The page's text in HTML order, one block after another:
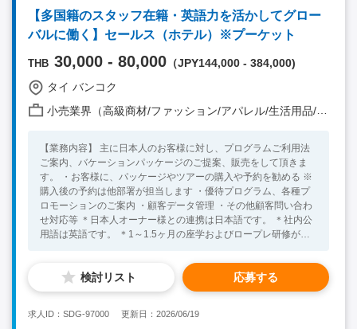
マインド、そして積極的な方 ・円滑・良好なコミュニケーショ
ンが取れる方 【必須条件】 ・小売業界における5年以上の施工
管理経験（工場の施工管理経験のみはNG） ・英語日常会話レベ
してご活躍いただける方 ・タイで運転が可能な方 【歓迎条件】
・タイ語ビジネスレベル
【多国籍のスタッフ在籍・英語力を活かしてグロー
バルに働く】セールス（ホテル）※プーケット
THB 30,000 - 80,000 （JPY144,000 - 384,000)
タイ バンコク
小売業界（高級商材/ファッション/アパレル/生活用品/家電 他）
【業務内容】 主に日本人のお客様に対し、プログラムご利用法
ご案内、バケーションパッケージのご提案、販売をして頂きま
す。 ・お客様に、パッケージやツアーの購入や予約を勧める ※
購入後の予約は他部署が担当します ・優待プログラム、各種プ
ロモーションのご案内 ・顧客データ管理 ・その他顧客問い合わ
せ対応等 ＊日本人オーナー様との連携は日本語です。 ＊社内公
用語は英語です。 ＊1～1.5ヶ月の座学およびロープレ研修がご
クオフィスでの勤務をご希望の際はご相談くださいませ。 【イ
ンセンティブ】 社内平均3万THB以上は毎月還元されておりま
ビザ取得のため） ・英語ビジネスレベル（目安TOEIC 600点以
検討リスト 応募する
求人ID：SDG-97000 更新日：2026/06/19